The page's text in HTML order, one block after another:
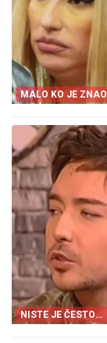
MALO KO JE ZNAO
NISTE JE ČESTO
VIĐALI